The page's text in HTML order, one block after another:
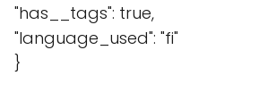
"has__tags": true,
"language_used": "fi"
}